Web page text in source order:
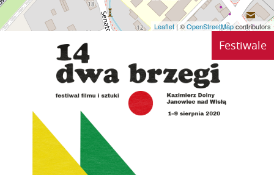
Leaflet| ©OpenStreetMapcontributors
Festiwale